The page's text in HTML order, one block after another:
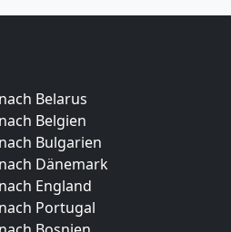
Belarus
Belgien
Bulgarien
Dänemark
England
Portugal